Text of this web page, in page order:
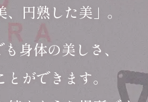
円熟した美」。
身体の美しさ、
ができます。